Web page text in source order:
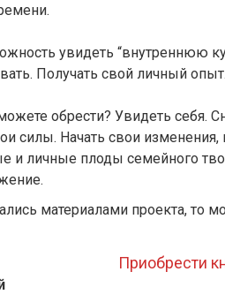
увидеть “внутреннюю
Получать свой личный опыт.
обрести? Увидеть себя.
силы. Начать свои
и личные плоды семейного
материалами проекта, то
Приобрести